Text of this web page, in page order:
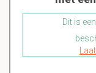
Dit is